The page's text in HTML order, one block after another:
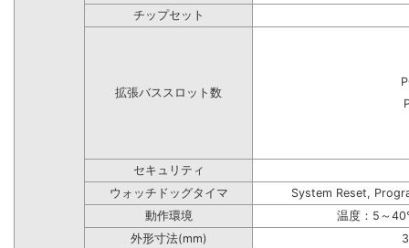
チップセット
拡張バススロット数
セキュリティ
ウォッチドッグタイマ
System Reset,
動作環境
温度：5～
外形寸法(mm)